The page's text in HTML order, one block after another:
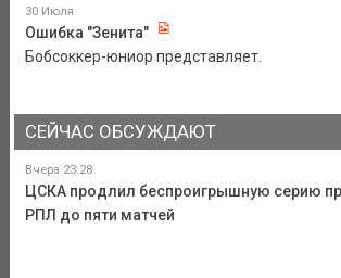
30 Июля
Ошибка "Зенита"
Бобсоккер-юниор представляет.
СЕЙЧАС ОБСУЖДАЮТ
Вчера 23:28
ЦСКА продлил беспроигрышную серию
РПЛ до пяти матчей